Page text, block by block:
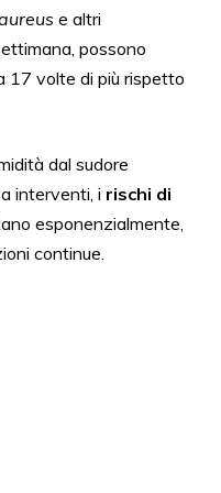
e altri
possono
17 volte di più rispetto
dal sudore
interventi, i rischi di
esponenzialmente,
continue.